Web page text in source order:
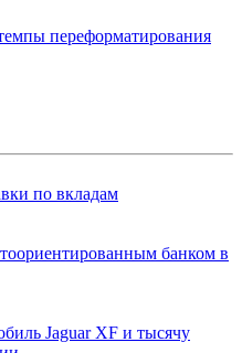
переформатирования
по вкладам
банком в
Jaguar XF и тысячу